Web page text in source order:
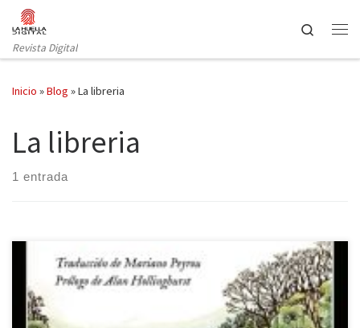
Saltar al contenido
Revista Digital
Search
Inicio »Blog »La libreria
La libreria
1 entrada
Escrita por Penelope Fitzgerald en 1979 justo un año después de
la publicación de La librería, famosa por la adaptación